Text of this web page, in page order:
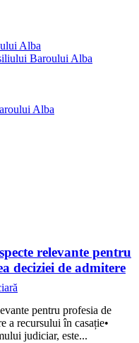
Alba
Baroului Alba
Alba
relevante pentru
deciziei de admitere
pentru profesia de
a recursului în casație•
judiciar, este...